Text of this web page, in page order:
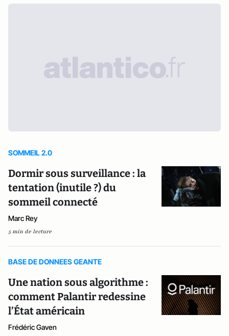
SOMMEIL 2.0
Dormir sous surveillance : la
tentation (inutile ?) du
sommeil connecté
Marc Rey
5 min de lecture
BASE DE DONNEES GEANTE
Une nation sous algorithme :
comment Palantir redessine
l’État américain
Frédéric Gaven